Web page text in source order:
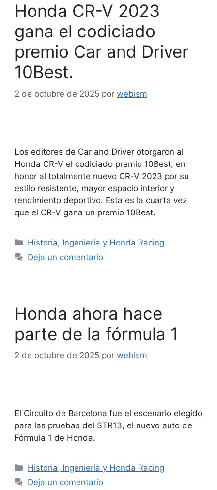
Honda CR-V 2023
gana el codiciado
premio Car and Driver
10Best.
2 de octubre de 2025 por webism
Los editores de Car and Driver otorgaron al
Honda CR-V el codiciado premio 10Best, en
honor al totalmente nuevo CR-V 2023 por su
estilo resistente, mayor espacio interior y
rendimiento deportivo. Esta es la cuarta vez
que el CR-V gana un premio 10Best.
Historia, Ingeniería y Honda Racing
Deja un comentario
Honda ahora hace
parte de la fórmula 1
2 de octubre de 2025 por webism
El Circuito de Barcelona fue el escenario elegido
para las pruebas del STR13, el nuevo auto de
Fórmula 1 de Honda.
Historia, Ingeniería y Honda Racing
Deja un comentario